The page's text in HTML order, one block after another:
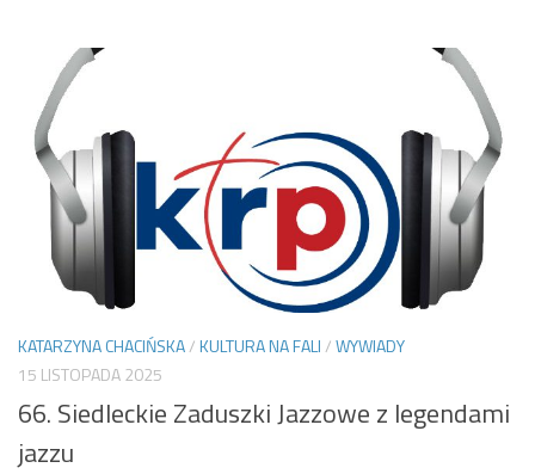
KATARZYNA CHACIŃSKA/KULTURA NA FALI/WYWIADY
15 LISTOPADA 2025
66. Siedleckie Zaduszki Jazzowe z legendami
jazzu